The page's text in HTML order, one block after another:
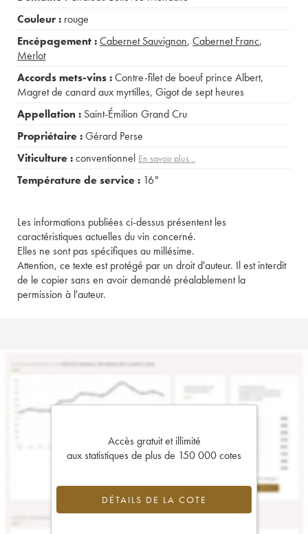
Couleur : rouge
Encépagement :Cabernet Sauvignon, Cabernet Franc,
Merlot
Accords mets-vins :Contre-filet de boeuf prince Albert,
Magret de canard aux myrtilles, Gigot de sept heures
Appellation : Saint-Émilion Grand Cru
Propriétaire :Gérard Perse
Viticulture :conventionnel En savoir plus...
Température de service : 16°
Les informations publiées ci-dessus présentent les
caractéristiques actuelles du vin concerné.
Elles ne sont pas spécifiques au millésime.
Attention, ce texte est protégé par un droit d'auteur. Il est interdit
de le copier sans en avoir demandé préalablement la
permission à l'auteur.
Accès gratuit et illimité
aux statistiques de plus de 150 000 cotes
DÉTAILS DE LA COTE